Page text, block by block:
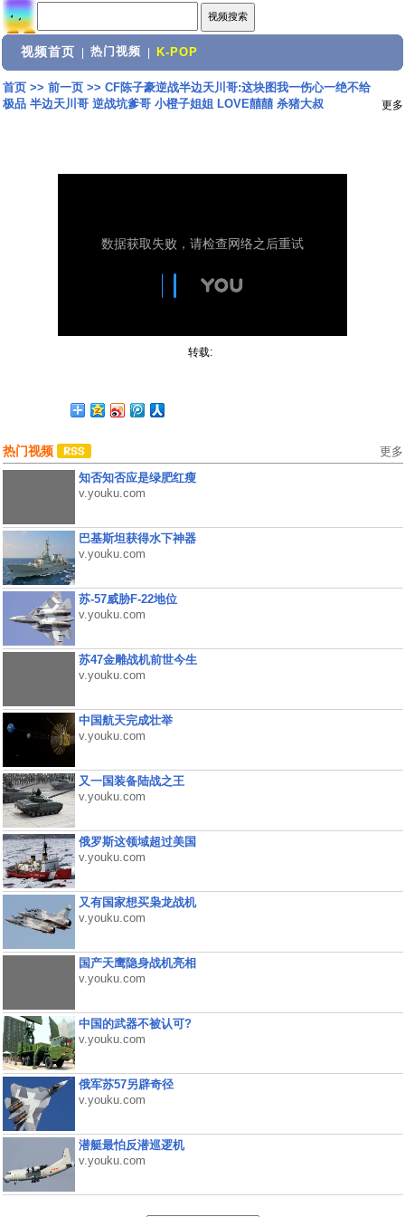
视频首页 热门视频 K-POP
首页>> 前一页>> CF陈子豪逆战半边天川哥:这块图我一伤心一绝不给
极品 半边天川哥 逆战坑爹哥 小橙子姐姐 LOVE囍囍 杀猪大叔
更多
转载:
热门视频 更多
知否知否应是绿肥红瘦
v.youku.com
巴基斯坦获得水下神器
v.youku.com
苏-57威胁F-22地位
v.youku.com
苏47金雕战机前世今生
v.youku.com
中国航天完成壮举
v.youku.com
又一国装备陆战之王
v.youku.com
俄罗斯这领域超过美国
v.youku.com
又有国家想买枭龙战机
v.youku.com
国产天鹰隐身战机亮相
v.youku.com
中国的武器不被认可?
v.youku.com
俄军苏57另辟奇径
v.youku.com
潜艇最怕反潜巡逻机
v.youku.com